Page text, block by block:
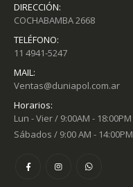
DIRECCIÓN:
COCHABAMBA 2668
TELÉFONO:
11 4941-5247
MAIL:
Ventas@duniapol.com.ar
Horarios:
Lun - Vier / 9:00AM - 18:00PM
Sábados / 9:00 AM - 14:00PM